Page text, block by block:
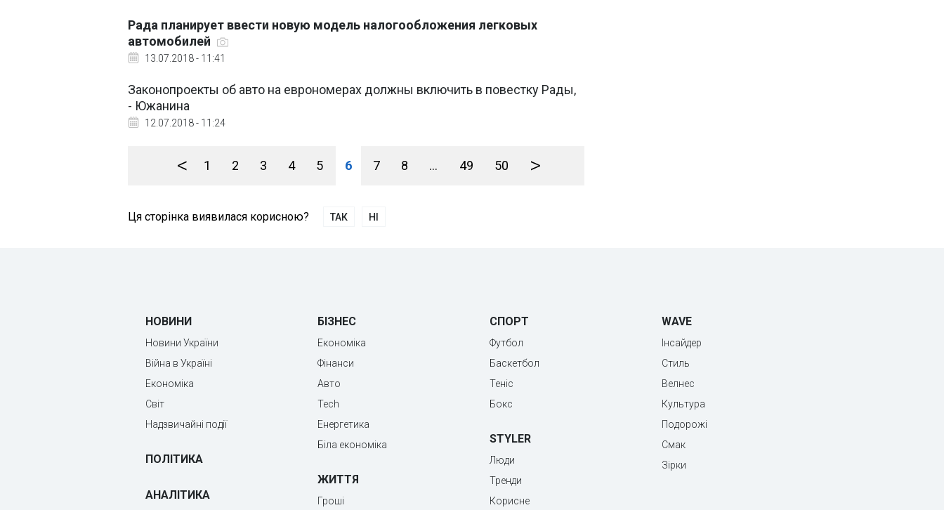
Рада планирует ввести новую модель налогообложения легковых
автомобилей
13.07.2018 - 11:41
Законопроекты об авто на еврономерах должны включить в повестку Рады,
- Южанина
12.07.2018 - 11:24
< 1 2 3 4 5 6 7 8 ... 49 50 >
Ця сторінка виявилася корисною? ТАК НІ
НОВИНИ
Новини України
Війна в Україні
Економіка
Світ
Надзвичайні події
ПОЛІТИКА
АНАЛІТИКА
БІЗНЕС
Економіка
Фінанси
Авто
Tech
Енергетика
Біла економіка
ЖИТТЯ
Гроші
СПОРТ
Футбол
Баскетбол
Теніс
Бокс
STYLER
Люди
Тренди
Корисне
WAVE
Інсайдер
Стиль
Велнес
Культура
Подорожі
Смак
Зірки